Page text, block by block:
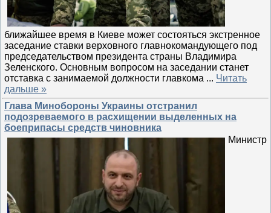
ближайшее время в Киеве может состояться экстренное
заседание ставки верховного главнокомандующего под
председательством президента страны Владимира
Зеленского. Основным вопросом на заседании станет
отставка с занимаемой должности главкома ... Читать
дальше »
Глава Минобороны Украины отстранил
подозреваемого в расхищении выделенных на
боеприпасы средств чиновника
Министр